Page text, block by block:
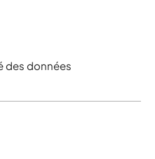
des données